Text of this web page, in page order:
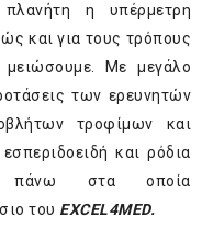
η υπέρμετρη
και για τους τρόπους
Με μεγάλο
των ερευνητών
τροφίμων και
και ρόδια
πάνω στα οποία
του EXCEL4MED.